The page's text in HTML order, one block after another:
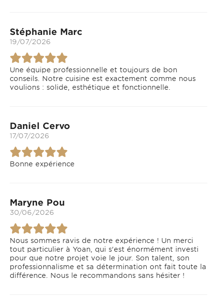
Stéphanie Marc
19/07/2026
Une équipe professionnelle et toujours de bon
conseils. Notre cuisine est exactement comme nous
voulions : solide, esthétique et fonctionnelle.
Daniel Cervo
17/07/2026
Bonne expérience
Maryne Pou
30/06/2026
Nous sommes ravis de notre expérience ! Un merci
tout particulier à Yoan, qui s'est énormément investi
pour que notre projet voie le jour. Son talent, son
professionnalisme et sa détermination ont fait toute la
différence. Nous le recommandons sans hésiter !